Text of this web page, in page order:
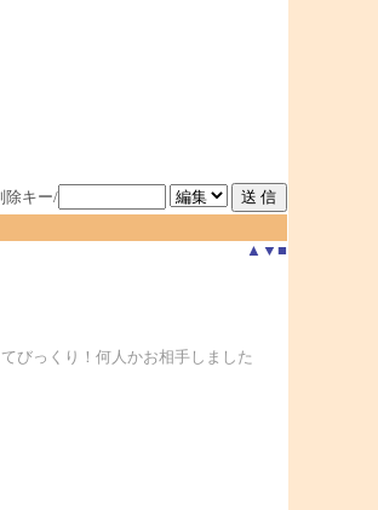
除キー/
▲ ▼ ■
びっくり！何人かお相手しました